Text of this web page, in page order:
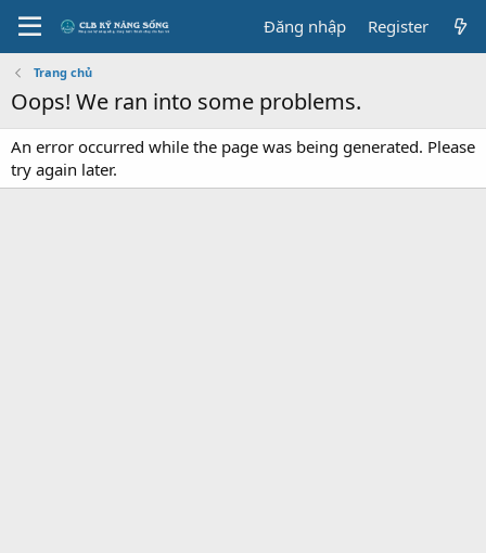
Đăng nhập Register
Trang chủ
Oops! We ran into some problems.
An error occurred while the page was being generated. Please
try again later.